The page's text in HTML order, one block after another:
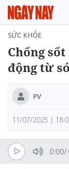
SỨC KHỎE
Chống
động từ
PV
11/07/2025 |
0:00/